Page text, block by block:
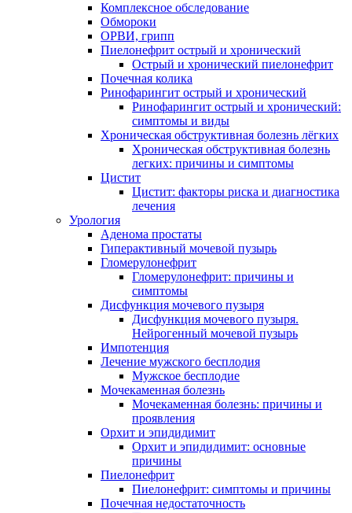
Комплексное обследование
Обмороки
ОРВИ, грипп
Пиелонефрит острый и хронический
Острый и хронический пиелонефрит
Почечная колика
Ринофарингит острый и хронический
Ринофарингит острый и хронический:
симптомы и виды
Хроническая обструктивная болезнь лёгких
Хроническая обструктивная болезнь
легких: причины и симптомы
Цистит
Цистит: факторы риска и диагностика
лечения
Урология
Аденома простаты
Гиперактивный мочевой пузырь
Гломерулонефрит
Гломерулонефрит: причины и
симптомы
Дисфункция мочевого пузыря
Дисфункция мочевого пузыря.
Нейрогенный мочевой пузырь
Импотенция
Лечение мужского бесплодия
Мужское бесплодие
Мочекаменная болезнь
Мочекаменная болезнь: причины и
проявления
Орхит и эпидидимит
Орхит и эпидидимит: основные
причины
Пиелонефрит
Пиелонефрит: симптомы и причины
Почечная недостаточность